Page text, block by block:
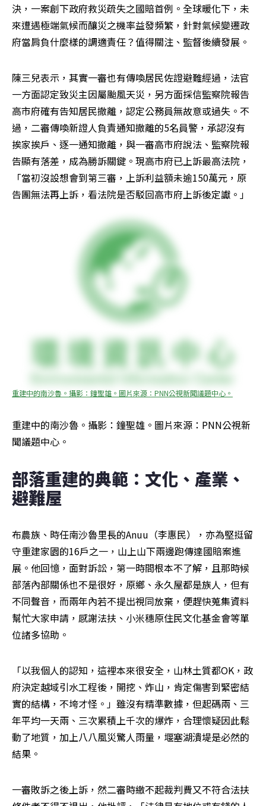
決，一案創下政府救災疏失之國賠首例。全球暖化下，未
來遭遇極端氣候而釀災之機率益發頻繁，針對氣候變遷政
府當肩負什麼樣的調適責任？值得關注、監督後續發展。
陳三兒表示，其實一審也有傳喚居民佐證避難經過，法官
一方面認定致災主因屬颱風天災，另方面採信監察院報告
高市府確有告知居民撤離，認定公務員無故意或過失。不
過，二審傳喚新證人負責通知撤離的5名員警，承認沒有
挨家挨戶、逐一通知撤離，與一審高市府說法、監察院報
告顯有落差，成為勝訴關鍵。現高市府已上訴最高法院，
「當初沒設想會到第三審，上訴利益額未逾150萬元，原
告團無法再上訴，看法院是否駁回高市府上訴後定讞。」
重建中的南沙魯。攝影：鐘聖雄。圖片來源：PNN公視新聞議題中心。
重建中的南沙魯。攝影：鐘聖雄。圖片來源：PNN公視新
聞議題中心。
部落重建的典範：文化、產業、
避難屋
布農族、時任南沙魯里長的Anuu（李惠民），亦為堅挺留
守重建家園的16戶之一，山上山下兩邊跑傳達國賠案進
展。他回憶，面對訴訟，第一時間根本不了解，且那時候
部落內部關係也不是很好，原鄉、永久屋都是族人，但有
不同聲音，而兩年內若不提出視同放棄，便趕快蒐集資料
幫忙大家申請，感謝法扶、小米穗原住民文化基金會等單
位諸多協助。
「以我個人的認知，這裡本來很安全，山林土質都OK，政
府決定越域引水工程後，開挖、炸山，肯定傷害到緊密結
實的結構，不垮才怪。」雖沒有精準數據，但起碼兩、三
年平均一天兩、三次累積上千次的爆炸，合理懷疑因此鬆
動了地質，加上八八風災驚人雨量，堰塞湖潰堤是必然的
結果。
一審敗訴之後上訴，然二審時繳不起裁判費又不符合法扶